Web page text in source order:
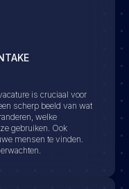
is cruciaal voor
scherp beeld van wat
welke
gebruiken. Ook
mensen te vinden.